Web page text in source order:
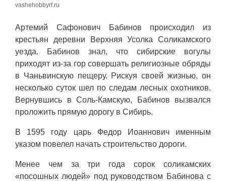
vashehobbyrf.ru
Артемий Сафонович Бабинов происходил из
крестьян деревни Верхняя Усолка Соликамского
уезда. Бабинов знал, что сибирские вогулы
приходят из-за гор совершать религиозные обряды
в Чаньвинскую пещеру. Рискуя своей жизнью, он
несколько суток шел по следам лесных охотников.
Вернувшись в Соль-Камскую, Бабинов вызвался
проложить прямую дорогу в Сибирь.
В 1595 году царь Федор Иоаннович именным
указом повелел начать строительство дороги.
Менее чем за три года сорок соликамских
«посошных людей» под руководством Бабинова с